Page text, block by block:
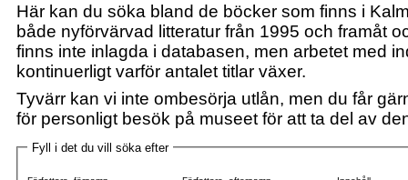
Här kan du söka bland de böcker som finns i
både nyförvärvad litteratur från 1995 och framåt
finns inte inlagda i databasen, men arbetet med
kontinuerligt varför antalet titlar växer.
Tyvärr kan vi inte ombesörja utlån, men du får
för personligt besök på museet för att ta del av
Fyll i det du vill söka efter